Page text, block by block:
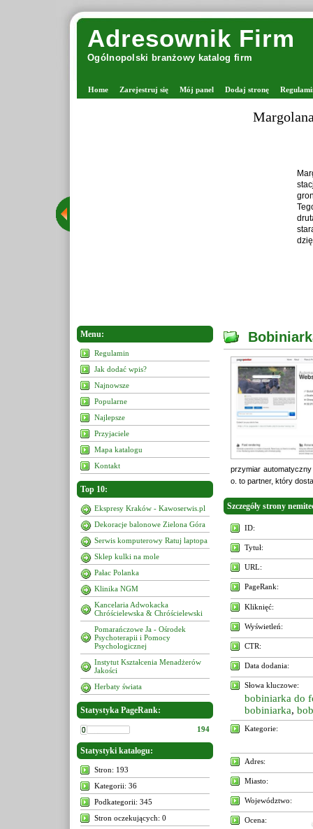
Adresownik Firm
Ogólnopolski branżowy katalog firm
Home Zarejestruj się Mój panel Dodaj stronę
Menu:
Regulamin
Jak dodać wpis?
Najnowsze
Popularne
Najlepsze
Przyjaciele
Mapa katalogu
Kontakt
Top 10:
Ekspresy Kraków - Kawoserwis.pl
Dekoracje balonowe Zielona Góra
Serwis komputerowy Ratuj laptopa
Sklep kulki na mole
Pałac Polanka
Klinika NGM
Kancelaria Adwokacka
Chróścielewska & Chróścielewski
Pomarańczowe Ja - Ośrodek
Psychoterapii i Pomocy
Psychologicznej
Instytut Kształcenia Menadżerów
Jakości
Herbaty świata
Statystyka PageRank:
194
Statystyki katalogu:
Stron: 193
Kategorii: 36
Podkategorii: 345
Stron oczekujących: 0
przymiar
o. to partner, który
Szczegóły strony
ID:
Tytuł:
URL:
PageRank:
Kliknięć:
Wyświetleń:
CTR:
Data dodania:
Słowa kluczowe:
bobiniarka do
bobiniarka,
Kategorie:
Adres:
Miasto:
Województwo:
Ocena: